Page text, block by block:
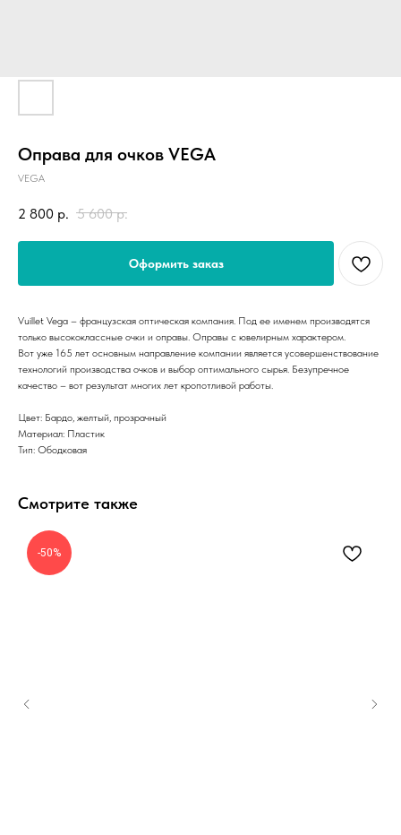
Оправа для очков VEGA
VEGA
2 800 р. 5 600 р.
Оформить заказ
Vuillet Vega – французская оптическая компания. Под ее именем производятся
только высококлассные очки и оправы. Оправы с ювелирным характером.
Вот уже 165 лет основным направление компании является усовершенствование
технологий производства очков и выбор оптимального сырья. Безупречное
качество – вот результат многих лет кропотливой работы.
Цвет: Бардо, желтый, прозрачный
Материал: Пластик
Тип: Ободковая
Смотрите также
-50%